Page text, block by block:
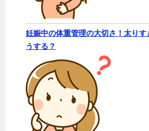
妊娠中の体重管理の大切さ！太り
うする？